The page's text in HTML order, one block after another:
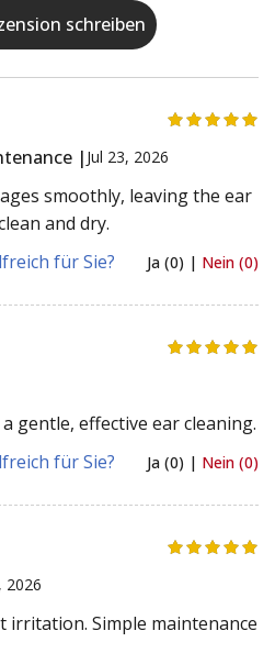
schreiben
| Jul 23, 2026
smoothly, leaving the ear
and dry.
für Sie?
Ja (0) | Nein (0)
gentle, effective ear cleaning.
für Sie?
Ja (0) | Nein (0)
2026
irritation. Simple maintenance